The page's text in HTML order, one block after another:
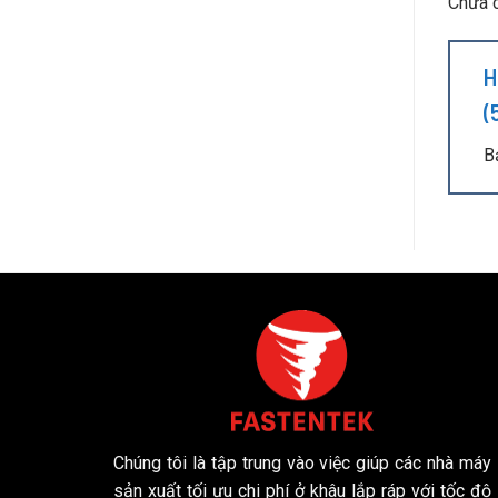
Chúng tôi là tập trung vào việc giúp các nhà máy
sản xuất tối ưu chi phí ở khâu lắp ráp với tốc độ